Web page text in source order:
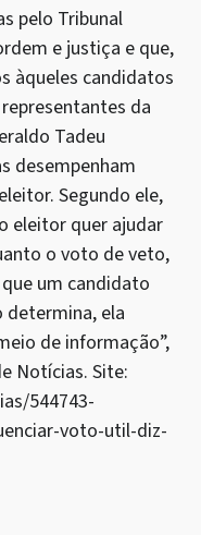
pelo Tribunal
e justiça e que,
àqueles candidatos
da
Tadeu
desempenham
Segundo ele,
eleitor quer ajudar
o voto de veto,
um candidato
determina, ela
de informação”,
Notícias. Site:
544743-
voto-util-diz-